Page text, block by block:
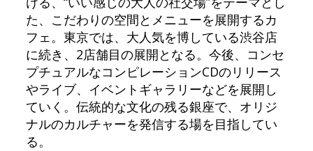
た、こだわりの空間とメニューを展開するカ
フェ。東京では、大人気を博している渋谷店
に続き、2店舗目の展開となる。今後、コンセ
プチュアルなコンピレーションCDのリリース
やライブ、イベントギャラリーなどを展開し
ていく。伝統的な文化の残る銀座で、オリジ
ナルのカルチャーを発信する場を目指してい
る。